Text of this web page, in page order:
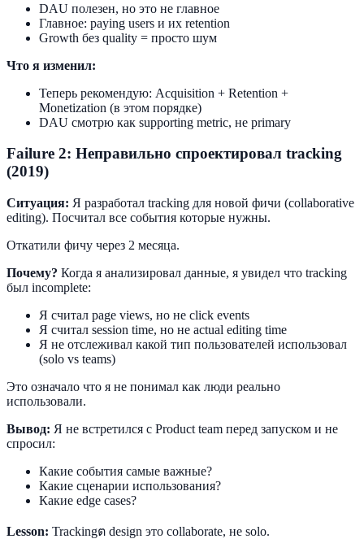
DAU полезен, но это не главное
Главное: paying users и их retention
Growth без quality = просто шум
Что я изменил:
Теперь рекомендую: Acquisition + Retention +
Monetization (в этом порядке)
DAU смотрю как supporting metric, не primary
Failure 2: Неправильно спроектировал tracking
(2019)
Ситуация: Я разработал tracking для новой фичи (collaborative
editing). Посчитал все события которые нужны.
Откатили фичу через 2 месяца.
Почему? Когда я анализировал данные, я увидел что tracking
был incomplete:
Я считал page views, но не click events
Я считал session time, но не actual editing time
Я не отслеживал какой тип пользователей использовал
(solo vs teams)
Это означало что я не понимал как люди реально
использовали.
Вывод: Я не встретился с Product team перед запуском и не
спросил:
Какие события самые важные?
Какие сценарии использования?
Какие edge cases?
Lesson: Trackingต design это collaborate, не solo.